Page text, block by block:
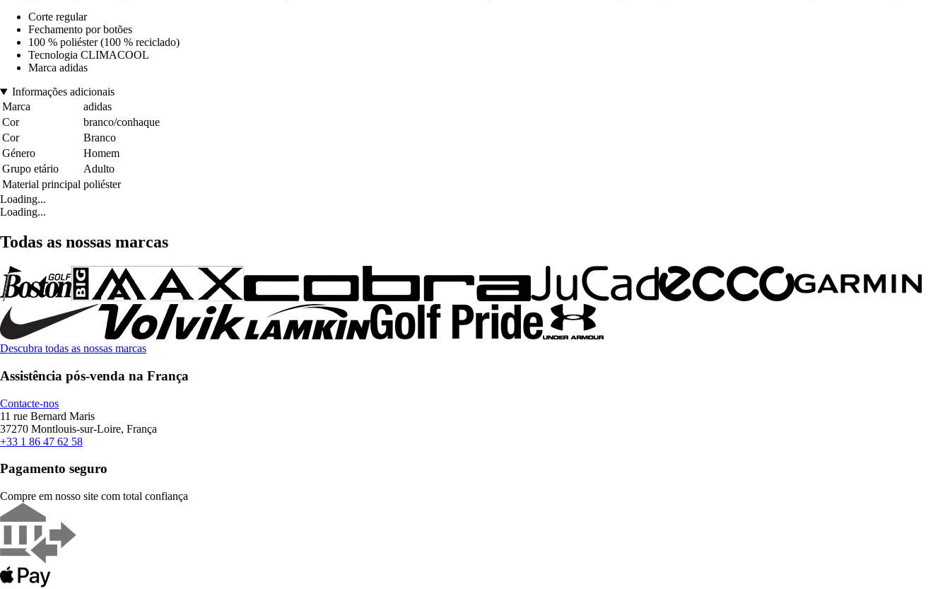
Corte regular
Fechamento por botões
100 % poliéster (100 % reciclado)
Tecnologia CLIMACOOL
Marca adidas
Informações adicionais
Marca
adidas
Cor
branco/conhaque
Cor
Branco
Género
Homem
Grupo etário
Adulto
Material principal poliéster
Loading...
Loading...
Todas as nossas marcas
Descubra todas as nossas marcas
Assistência pós-venda na França
Contacte-nos
11 rue Bernard Maris
37270 Montlouis-sur-Loire, França
+33 1 86 47 62 58
Pagamento seguro
Compre em nosso site com total confiança